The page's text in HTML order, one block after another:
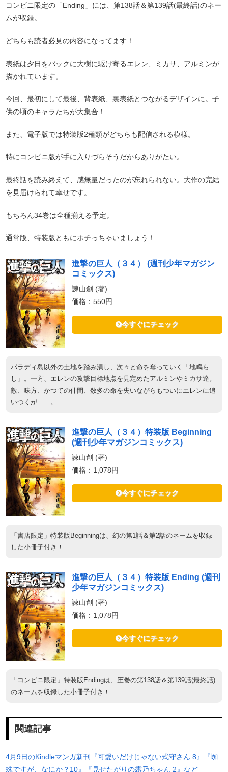
コンビニ限定の「Ending」には、第138話＆第139話(最終話)のネー
ムが収録。
どちらも読者必見の内容になってます！
表紙は夕日をバックに大樹に駆け寄るエレン、ミカサ、アルミンが
描かれています。
今回、最初にして最後、背表紙、裏表紙とつながるデザインに。子
供の頃のキャラたちが大集合！
また、電子版では特装版2種類がどちらも配信される模様。
特にコンビニ版が手に入りづらそうだからありがたい。
最終話を読み終えて、感無量だったのが忘れられない。大作の完結
を見届けられて幸せです。
もちろん34巻は全種揃える予定。
通常版、特装版ともにポチっちゃいましょう！
進撃の巨人（３４） (週刊少年マガジン
コミックス)
諫山創 (著)
価格：550円
今すぐにチェック
パラディ島以外の土地を踏み潰し、次々と命を奪っていく「地鳴ら
し」。一方、エレンの攻撃目標地点を見定めたアルミンやミカサ達。
敵、味方、かつての仲間、数多の命を失いながらもついにエレンに追
いつくが……。
進撃の巨人（３４）特装版 Beginning
(週刊少年マガジンコミックス)
諫山創 (著)
価格：1,078円
今すぐにチェック
「書店限定」特装版Beginningは、幻の第1話＆第2話のネームを収録
した小冊子付き！
進撃の巨人（３４）特装版 Ending (週刊
少年マガジンコミックス)
諫山創 (著)
価格：1,078円
今すぐにチェック
「コンビニ限定」特装版Endingは、圧巻の第138話＆第139話(最終話)
のネームを収録した小冊子付き！
関連記事
4月9日のKindleマンガ新刊『可愛いだけじゃない式守さん 8』『蜘
蛛ですが、なにか？10』『見せたがりの露乃ちゃん 2』など